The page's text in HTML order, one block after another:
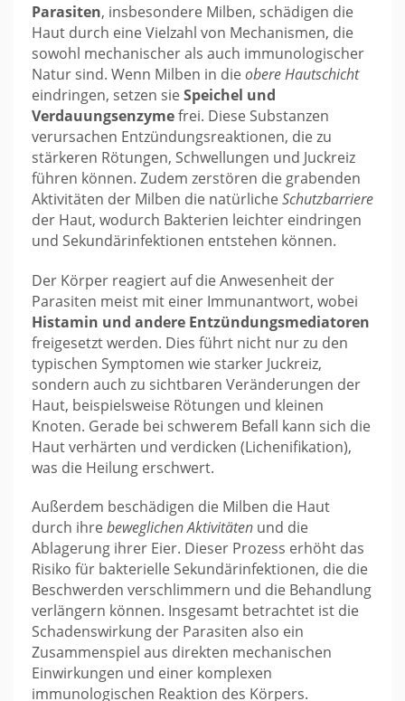
Parasiten, insbesondere Milben, schädigen die
Haut durch eine Vielzahl von Mechanismen, die
sowohl mechanischer als auch immunologischer
Natur sind. Wenn Milben in dieobere Hautschicht
eindringen, setzen sieSpeichel und
Verdauungsenzymefrei. Diese Substanzen
verursachen Entzündungsreaktionen, die zu
stärkeren Rötungen, Schwellungen und Juckreiz
führen können. Zudem zerstören die grabenden
Aktivitäten der Milben die natürlicheSchutzbarriere
der Haut, wodurch Bakterien leichter eindringen
und Sekundärinfektionen entstehen können.
Der Körper reagiert auf die Anwesenheit der
Parasiten meist mit einer Immunantwort, wobei
Histamin und andere Entzündungsmediatoren
freigesetzt werden. Dies führt nicht nur zu den
typischen Symptomen wie starker Juckreiz,
sondern auch zu sichtbaren Veränderungen der
Haut, beispielsweise Rötungen und kleinen
Knoten. Gerade bei schwerem Befall kann sich die
Haut verhärten und verdicken (Lichenifikation),
was die Heilung erschwert.
Außerdem beschädigen die Milben die Haut
durch ihrebeweglichen Aktivitäten und die
Ablagerung ihrer Eier. Dieser Prozess erhöht das
Risiko für bakterielle Sekundärinfektionen, die die
Beschwerden verschlimmern und die Behandlung
verlängern können. Insgesamt betrachtet ist die
Schadenswirkung der Parasiten also ein
Zusammenspiel aus direkten mechanischen
Einwirkungen und einer komplexen
immunologischen Reaktion des Körpers.